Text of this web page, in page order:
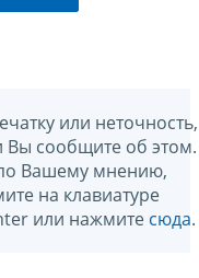
или неточность,
Вы сообщите об этом.
Вашему мнению,
на клавиатуре
или нажмите сюда.